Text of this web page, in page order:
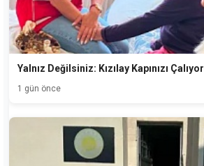
Yalnız Değilsiniz: Kızılay Kapınızı Çalıyor
1 gün önce